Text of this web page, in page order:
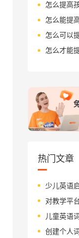
怎么提高
怎么能提
怎么可以
怎么才能
热门文章
少儿英语
对教学平
儿童英语
创建个人